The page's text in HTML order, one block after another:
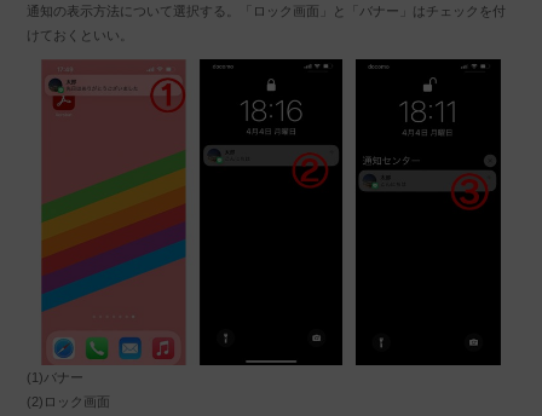
通知の表示方法について選択する。「ロック画面」と「バナー」はチェックを付
けておくといい。
(1)バナー
(2)ロック画面